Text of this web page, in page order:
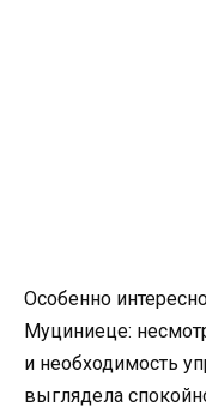
Особенно
Муциниеце:
и необходимость
выглядела